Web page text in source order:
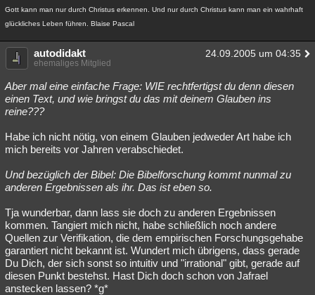
Gott kann man nur durch Christus erkennen. Und nur durch Christus kann man ein wahrhaft
glückliches Leben führen. Blaise Pascal
autodidakt 24.09.2005 um 04:35
ehemaliges Mitglied
Aber mal eine einfache Frage: WIE rechtfertigst du denn diesen
einen Text, und wie bringst du das mit deinem Glauben ins
reine???
Habe ich nicht nötig, von einem Glauben jedweder Art habe ich
mich bereits vor Jahren verabschiedet.
Und bezüglich der Bibel: Die Bibelforschung kommt nunmal zu
anderen Ergebnissen als ihr. Das ist eben so.
Tja wunderbar, dann lass sie doch zu anderen Ergebnissen
kommen. Tangiert mich nicht, habe schließlich noch andere
Quellen zur Verifikation, die dem empirischen Forschungsgehabe
garantiert nicht bekannt ist. Wundert mich übrigens, dass gerade
Du Dich, der sich sonst so intuitiv und "irrational" gibt, gerade auf
diesen Punkt bestehst. Hast Dich doch schon von Jafrael
anstecken lassen? *g*